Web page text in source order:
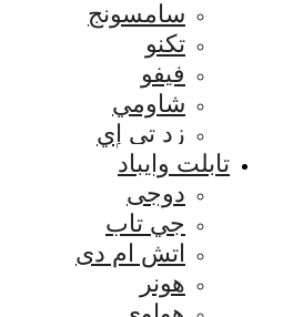
سامسونج
تكنو
فيفو
شاومي
زد تي إي
تابلت وايباد
دوجى
جي تاب
اتش ام دى
هونر